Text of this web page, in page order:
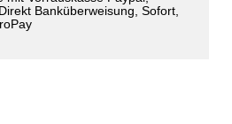
Banküberweisung, Sofort,